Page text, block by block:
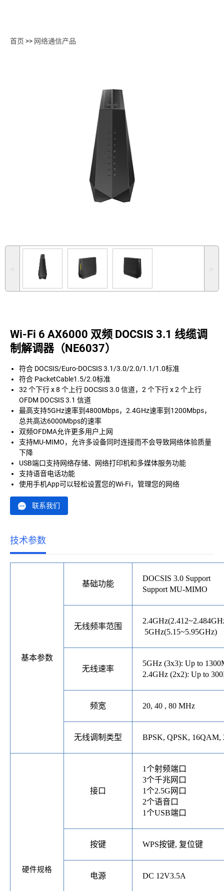
首页 >> 网络通信产品
˂ ˃
Wi-Fi 6 AX6000 双频 DOCSIS 3.1 线缆调
制解调器（NE6037）
符合 DOCSIS/Euro-DOCSIS 3.1/3.0/2.0/1.1/1.0标准
符合 PacketCable1.5/2.0标准
32 个下行 x 8 个上行 DOCSIS 3.0 信道，2 个下行 x 2 个上行
OFDM DOCSIS 3.1 信道
最高支持5GHz速率到4800Mbps，2.4GHz速率到1200Mbps，
总共高达6000Mbps的速率
双频OFDMA允许更多用户上网
支持MU-MIMO，允许多设备同时连接而不会导致网络体验质量
下降
USB端口支持网络存储、网络打印机和多媒体服务功能
支持语音电话功能
使用手机App可以轻松设置您的Wi-Fi，管理您的网络
联系我们
技术参数
基本参数
基础功能
DOCSIS 3.0 Support
Support MU-MIMO
无线频率范围
5GHz(5.15~5.95GHz)
无线速率
5GHz (3x3): Up to
2.4GHz (2x2): Up to
频宽 20, 40 , 80 MHz
无线调制类型 BPSK, QPSK, 16QAM,
硬件规格
接口
1个射频端口
3个千兆网 口
1个2.5G网 口
2个语音口
1个USB端口
按键 WPS按键, 复位键
电源 DC 12V3.5A